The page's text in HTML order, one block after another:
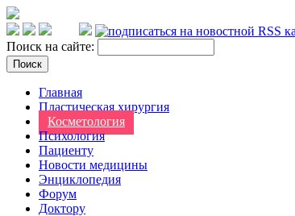
Поиск на сайте:
Главная
Пластическая хирургия
Косметология
Психология
Пациенту
Новости медицины
Энциклопедия
Форум
Доктору